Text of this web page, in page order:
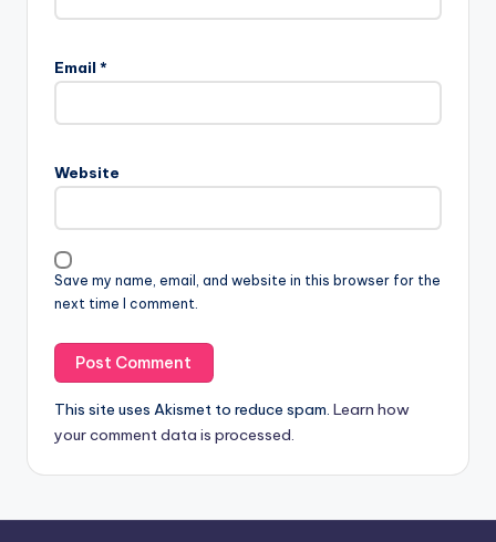
Email *
Website
Save my name, email, and website in this browser for the
next time I comment.
This site uses Akismet to reduce spam. Learn how
your comment data is processed.